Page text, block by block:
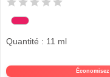
Quantité : 11 ml